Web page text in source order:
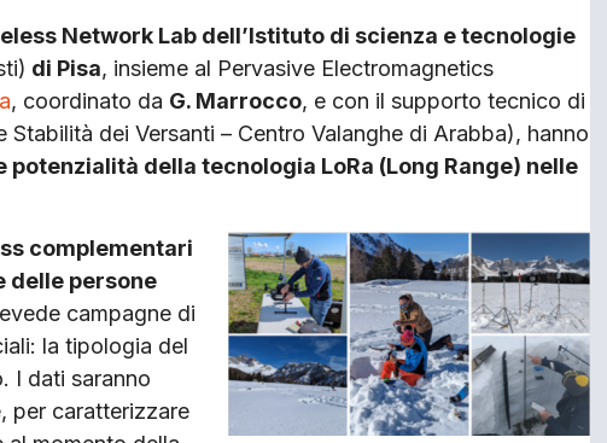
Network Lab dell’Istituto di scienza e tecnologie
di Pisa, insieme al Pervasive Electromagnetics
, coordinato da G. Marrocco, e con il supporto tecnico di
dei Versanti – Centro Valanghe di Arabba), hanno
della tecnologia LoRa (Long Range) nelle
complementari
delle persone
campagne di
la tipologia del
I dati saranno
per caratterizzare